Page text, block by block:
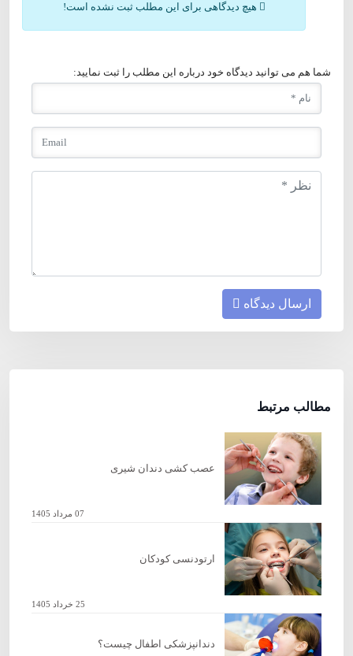
هیچ دیدگاهی برای این مطلب ثبت نشده است!
شما هم می توانید دیدگاه خود درباره این مطلب را ثبت نمایید:
ارسال دیدگاه
مطالب مرتبط
عصب کشی دندان شیری
07 مرداد 1405
ارتودنسی کودکان
25 خرداد 1405
دندانپزشکی اطفال چیست؟